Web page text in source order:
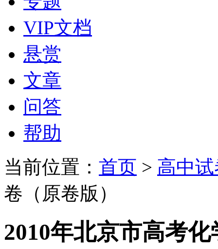
VIP文档
悬赏
文章
问答
帮助
当前位置： 首页 > 高中
卷（原卷版）
2010年北京市高考